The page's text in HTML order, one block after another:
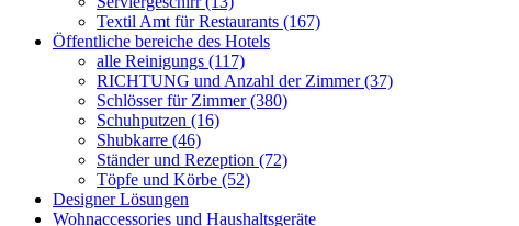
Textil Amt für Restaurants (167)
Öffentliche bereiche des Hotels
alle Reinigungs (117)
RICHTUNG und Anzahl der Zimmer (37)
Schlösser für Zimmer (380)
Schuhputzen (16)
Shubkarre (46)
Ständer und Rezeption (72)
Töpfe und Körbe (52)
Designer Lösungen
Wohnaccessories und Haushaltsgeräte